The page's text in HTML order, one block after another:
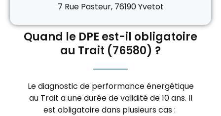
7 Rue Pasteur, 76190 Yvetot
Quand le DPE est-il obligatoire
au Trait (76580) ?
Le diagnostic de performance énergétique
au Trait a une durée de validité de 10 ans. Il
est obligatoire dans plusieurs cas :